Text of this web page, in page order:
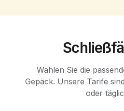
Wählen Sie die
Gepäck. Unsere Tarife
oder